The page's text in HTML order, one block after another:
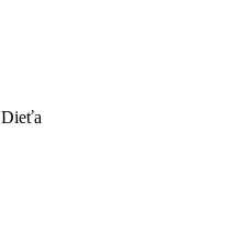
Dieťa